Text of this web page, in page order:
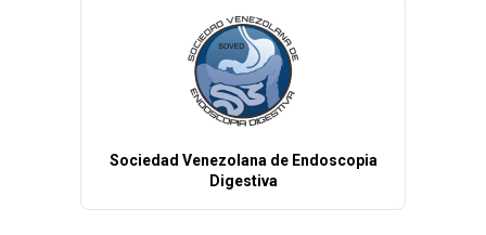
Sociedad Venezolana de Endoscopia
Digestiva